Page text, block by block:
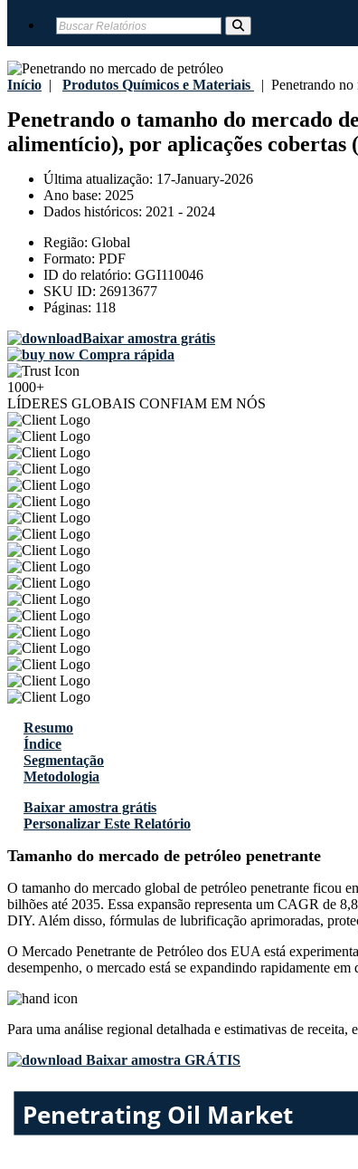
Início | Produtos Químicos e Materiais | Penetrando
Penetrando o tamanho do mercado
alimentício), por aplicações
Última atualização: 17-January-2026
Ano base: 2025
Dados históricos: 2021 - 2024
Região: Global
Formato: PDF
ID do relatório: GGI110046
SKU ID: 26913677
Páginas: 118
Baixar amostra grátis
Compra rápida
1000+
LÍDERES GLOBAIS CONFIAM EM NÓS
Resumo
Índice
Segmentação
Metodologia
Baixar amostra grátis
Personalizar Este Relatório
Tamanho do mercado de petróleo penetrante
O tamanho do mercado global de petróleo penetrante ficou
bilhões até 2035. Essa expansão representa um CAGR de
DIY. Além disso, fórmulas de lubrificação aprimoradas,
O Mercado Penetrante de Petróleo dos EUA está
desempenho, o mercado está se expandindo rapidamente em
Para uma análise regional detalhada e estimativas de receita,
Baixar amostra GRÁTIS